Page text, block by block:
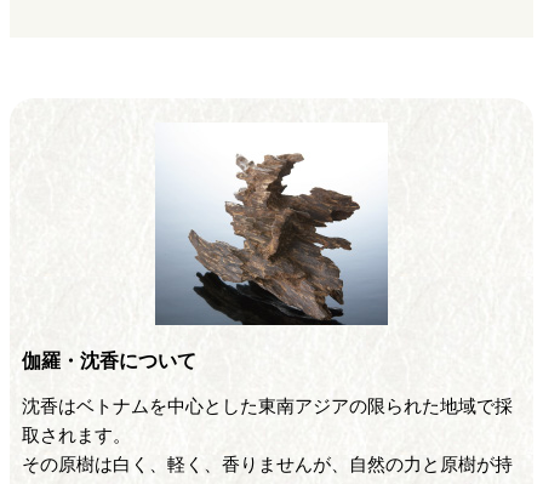
伽羅・沈香について
沈香はベトナムを中心とした東南アジアの限られた地域で採
取されます。
その原樹は白く、軽く、香りませんが、自然の力と原樹が持